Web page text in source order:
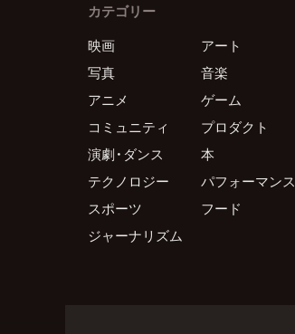
カテゴリー
映画
アート
写真
音楽
アニメ
ゲーム
コミュニティ
プロダクト
演劇・ダンス
本
テクノロジー
パフォーマンス
スポーツ
フード
ジャーナリズム